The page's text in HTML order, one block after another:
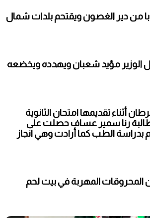
من دير الغصون ويقتحم بلدات شمال
الوزير مؤيد شعبان ويهدده ويخضعه
أثناء تقديمها امتحان الثانوية
رنا سمير عساف حصلت على
تحلم بدراسة الطب كما أرادت وهي انجاز